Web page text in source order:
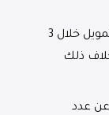
يجب تقديم المستندات المطلوبة للتمويل خلال 3
ذلك
عدد